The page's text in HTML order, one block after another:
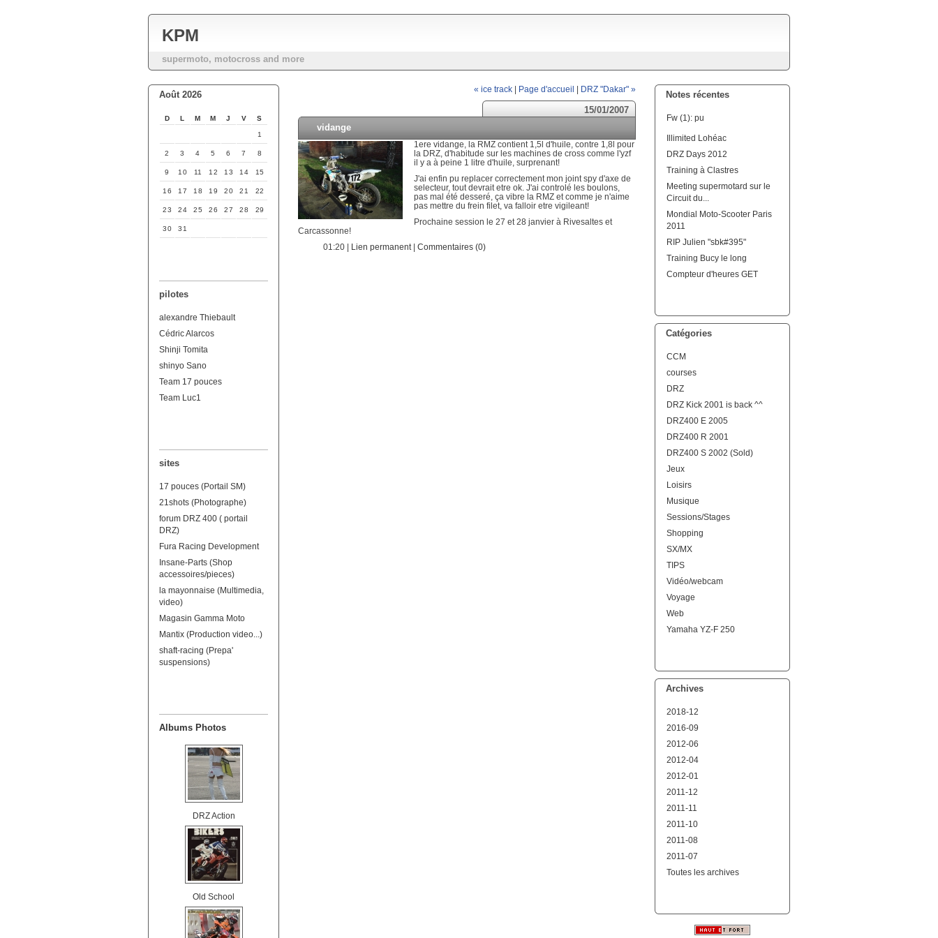
KPM
supermoto, motocross and more
Août 2026
D L M M J V S
1
2 3 4 5 6 7 8
9 10 11 12 13 14 15
16 17 18 19 20 21 22
23 24 25 26 27 28 29
30 31
pilotes
alexandre Thiebault
Cédric Alarcos
Shinji Tomita
shinyo Sano
Team 17 pouces
Team Luc1
sites
17 pouces (Portail SM)
21shots (Photographe)
forum DRZ 400 ( portail
DRZ)
Fura Racing Development
Insane-Parts (Shop
accessoires/pieces)
la mayonnaise (Multimedia,
video)
Magasin Gamma Moto
Mantix (Production video...)
shaft-racing (Prepa'
suspensions)
Albums Photos
DRZ Action
Old School
Notes récentes
Fw (1): pu
Illimited Lohéac
DRZ Days 2012
Training à Clastres
Meeting supermotard sur le
Circuit du...
Mondial Moto-Scooter Paris
2011
RIP Julien "sbk#395"
Training Bucy le long
Compteur d'heures GET
Catégories
CCM
courses
DRZ
DRZ Kick 2001 is back ^^
DRZ400 E 2005
DRZ400 R 2001
DRZ400 S 2002 (Sold)
Jeux
Loisirs
Musique
Sessions/Stages
Shopping
SX/MX
TIPS
Vidéo/webcam
Voyage
Web
Yamaha YZ-F 250
Archives
2018-12
2016-09
2012-06
2012-04
2012-01
2011-12
2011-11
2011-10
2011-08
2011-07
Toutes les archives
« ice track | Page d'accueil | DRZ "Dakar" »
15/01/2007
vidange
1ere vidange, la RMZ contient 1,5l d'huile, contre 1,8l pour
la DRZ, d'habitude sur les machines de cross comme l'yzf
il y a à peine 1 litre d'huile, surprenant!
J'ai enfin pu replacer correctement mon joint spy d'axe de
selecteur, tout devrait etre ok. J'ai controlé les boulons,
pas mal été desseré, ça vibre la RMZ et comme je n'aime
pas mettre du frein filet, va falloir etre vigileant!
Prochaine session le 27 et 28 janvier à Rivesaltes et
Carcassonne!
01:20 | Lien permanent | Commentaires (0)